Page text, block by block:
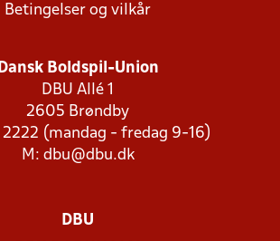
Betingelser og vilkår
Dansk Boldspil-Union
DBU Allé 1
2605 Brøndby
2222 (mandag - fredag 9-16)
M: dbu@dbu.dk
DBU